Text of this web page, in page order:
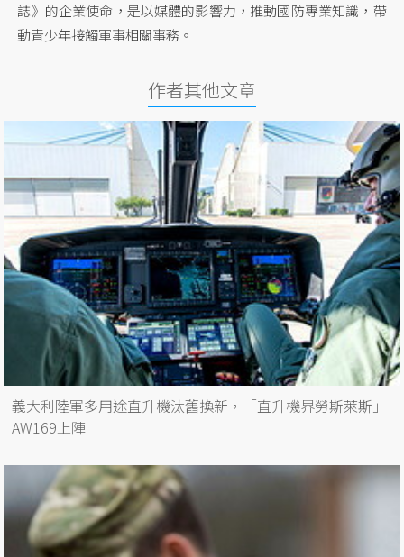
誌》的企業使命，是以媒體的影響力，推動國防專業知識，帶
動青少年接觸軍事相關事務。
作者其他文章
義大利陸軍多用途直升機汰舊換新，「直升機界勞斯萊斯」
AW169上陣